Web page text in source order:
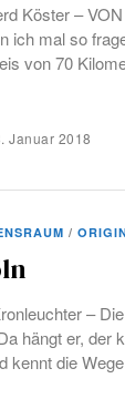
Köster –
ich mal so
von 70
Januar 2018
/
–
hängt er, der
kennt die